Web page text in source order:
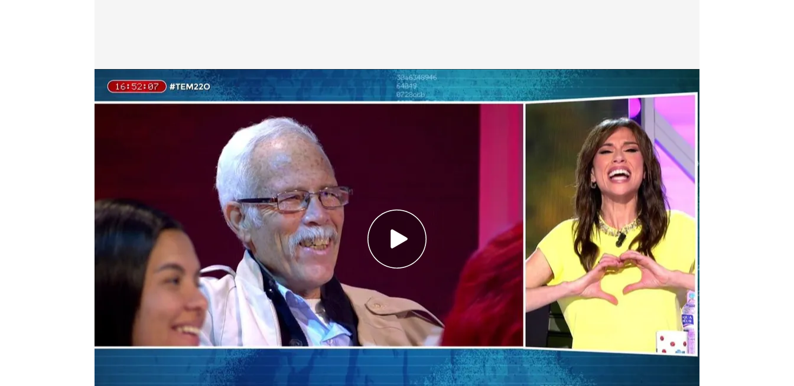
El programa completo.
¡Dale al 'play' y disfruta del programa completo de 'Todo es mentira'!
'Todo es mentira'
viene cargado de titulares, como el desplante de Ayuso
a Sánchez que desacredita a Feijóo o los polémicos audios del tren que
descarriló en Atocha, pero lo que más atención ha despertado a Risto
Mejide y sus colaboradores es labuena sintonía entre Marta Flich
espectador del público. "Está a punto de entrar Carlos Sobera", decían
entre risas desde el plató (22/10/2024).
Televisión a la carta